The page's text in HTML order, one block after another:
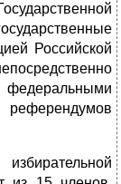
Российской
референдумов